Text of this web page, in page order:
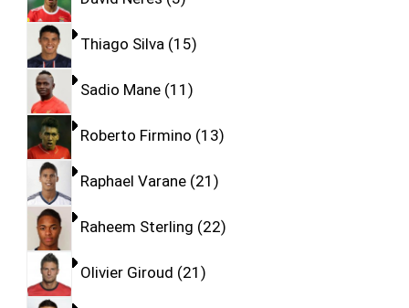
Thiago Silva 15
Sadio Mane 11
Roberto Firmino 13
Raphael Varane 21
Raheem Sterling 22
Olivier Giroud 21